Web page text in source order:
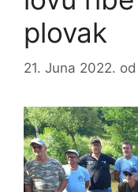
plovak
21. Juna 2022. od